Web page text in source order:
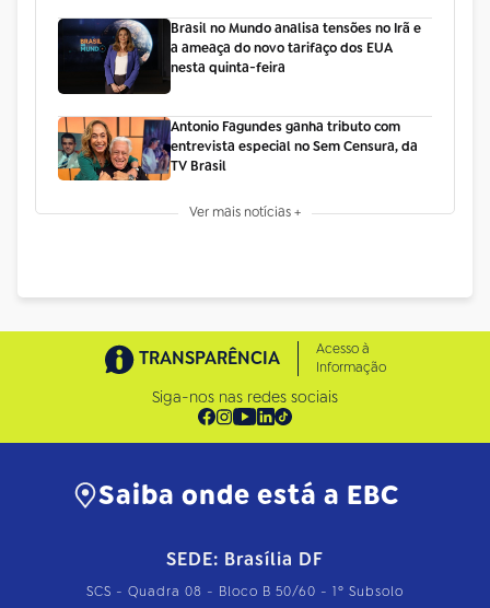
Brasil no Mundo analisa tensões no Irã e
a ameaça do novo tarifaço dos EUA
nesta quinta-feira
Antonio Fagundes ganha tributo com
entrevista especial no Sem Censura, da
TV Brasil
Ver mais notícias +
TRANSPARÊNCIA
Acesso à
Informação
Siga-nos nas redes sociais
Saiba onde está a EBC
SEDE: Brasília DF
SCS - Quadra 08 - Bloco B 50/60 - 1º Subsolo